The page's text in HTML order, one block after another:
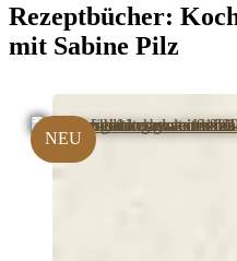
Rezeptbücher:
mit Sabine Pilz
NEU